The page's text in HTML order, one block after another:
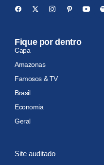
Fique por dentro
Capa
Amazonas
Famosos & TV
Brasil
Economia
Geral
Site auditado